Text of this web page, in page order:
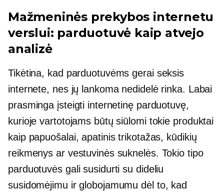
Mažmeninės prekybos internetu
verslui: parduotuvė kaip atvejo
analizė
Tikėtina, kad parduotuvėms gerai seksis
internete, nes jų lankoma nedidelė rinka. Labai
prasminga įsteigti internetinę parduotuvę,
kurioje vartotojams būtų siūlomi tokie produktai
kaip papuošalai, apatinis trikotažas, kūdikių
reikmenys ar vestuvinės suknelės. Tokio tipo
parduotuvės gali susidurti su dideliu
susidomėjimu ir globojamumu dėl to, kad